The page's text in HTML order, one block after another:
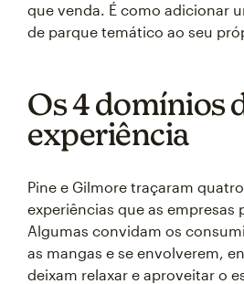
que venda. É como adicionar
de parque temático ao seu
Os 4 domínios
experiência
Pine e Gilmore traçaram
experiências que as empresas
Algumas convidam os
as mangas e se envolverem,
deixam relaxar e aproveitar o